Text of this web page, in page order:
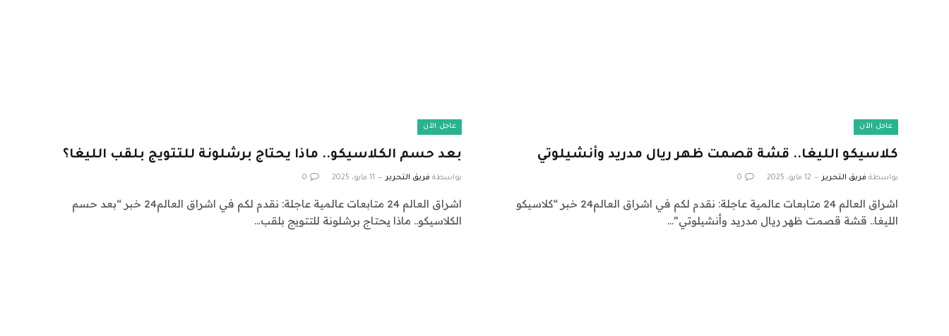
عاجل الآن
كلاسيكو الليغا.. قشة قصمت ظهر ريال مدريد وأنشيلوتي
بواسطة فريق التحرير 12 مايو، 2025 0
اشراق العالم 24 متابعات عالمية عاجلة: نقدم لكم في اشراق العالم24 خبر “كلاسيكو
الليغا.. قشة قصمت ظهر ريال مدريد وأنشيلوتي”…
عاجل الآن
بعد حسم الكلاسيكو.. ماذا يحتاج برشلونة للتتويج بلقب الليغا؟
بواسطة فريق التحرير 11 مايو، 2025 0
اشراق العالم 24 متابعات عالمية عاجلة: نقدم لكم في اشراق العالم24 خبر “بعد حسم
الكلاسيكو.. ماذا يحتاج برشلونة للتتويج بلقب…